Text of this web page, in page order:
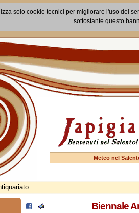
solo cookie tecnici per migliorare l'uso dei
sottostante questo
Meteo nel
Biennale